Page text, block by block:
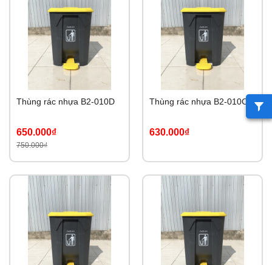
Thùng rác nhựa B2-010D
650.000₫
750.000₫
Thùng rác nhựa B2-010C
630.000₫